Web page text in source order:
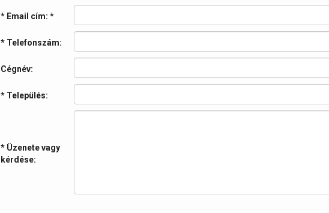
* Email cím: *
* Telefonszám:
Cégnév:
* Település:
* Üzenete vagy
kérdése: